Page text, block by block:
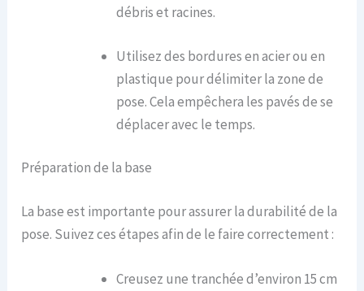
débris et racines.
Utilisez des bordures en acier ou en
plastique pour délimiter la zone de
pose. Cela empêchera les pavés de se
déplacer avec le temps.
Préparation de la base
La base est importante pour assurer la durabilité de la
pose. Suivez ces étapes afin de le faire correctement :
Creusez une tranchée d’environ 15 cm